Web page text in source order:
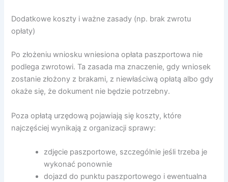
Dodatkowe koszty i ważne zasady (np. brak zwrotu
opłaty)
Po złożeniu wniosku wniesiona opłata paszportowa nie
podlega zwrotowi. Ta zasada ma znaczenie, gdy wniosek
zostanie złożony z brakami, z niewłaściwą opłatą albo gdy
okaże się, że dokument nie będzie potrzebny.
Poza opłatą urzędową pojawiają się koszty, które
najczęściej wynikają z organizacji sprawy:
zdjęcie paszportowe, szczególnie jeśli trzeba je
wykonać ponownie
dojazd do punktu paszportowego i ewentualna